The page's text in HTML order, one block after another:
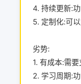
4. 持续更新:
5. 定制化:可
劣势:
1. 有成本:需
2. 学习周期: